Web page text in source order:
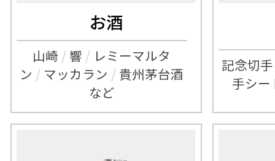
お酒
山崎 /響 / レミーマルタ
ン / マッカラン / 貴州茅台酒
など
記念切手
手シー